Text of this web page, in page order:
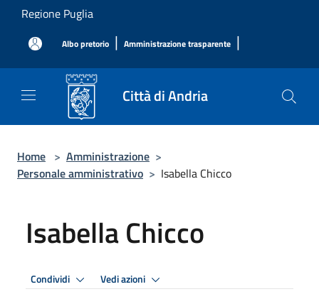
Salta al contenuto principale
Regione Puglia
Albo pretorio | Amministrazione trasparente |
Città di Andria
Home > Amministrazione >
Personale amministrativo > Isabella Chicco
Isabella Chicco
Condividi Vedi azioni